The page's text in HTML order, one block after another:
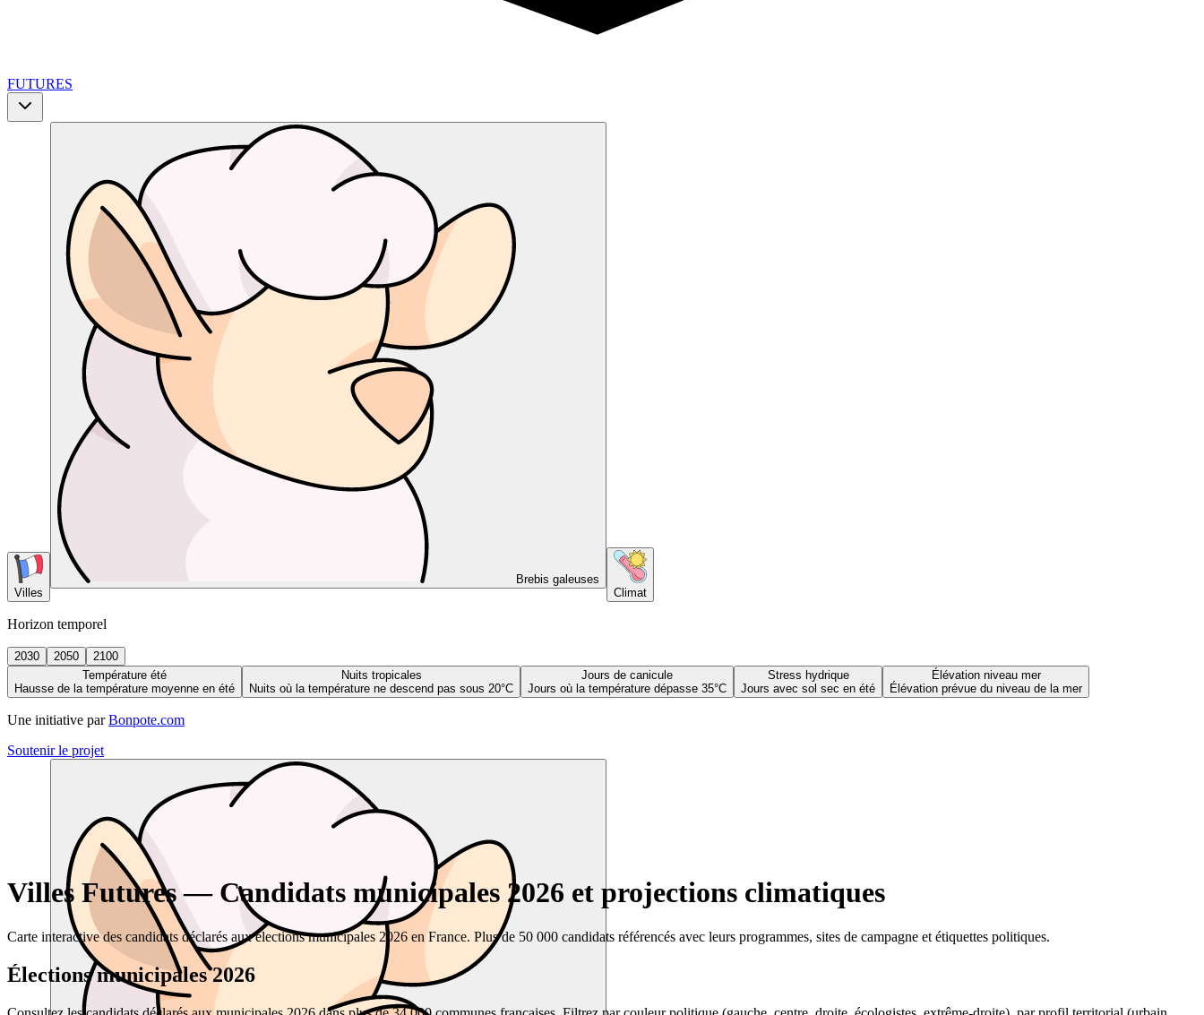
FUTURES
Villes
Brebis galeuses
Climat
Horizon temporel
2030 2050
2100
Température été
Hausse de la température moyenne en été
Nuits tropicales
Nuits où la température ne descend pas sous 20°C
Jours de canicule
Jours où la température dépasse 35°C
Stress hydrique
Jours avec sol sec en été
Élévation niveau mer
Élévation prévue du niveau de la mer
Une initiative par Bonpote.com
Soutenir le projet
Villes Futures — Candidats municipales 2026 et projections climatiques
Carte interactive des candidats déclarés aux élections municipales 2026 en France. Plus de 50 000 candidats référencés avec leurs programmes, sites de campagne et étiquettes politiques.
Élections municipales 2026